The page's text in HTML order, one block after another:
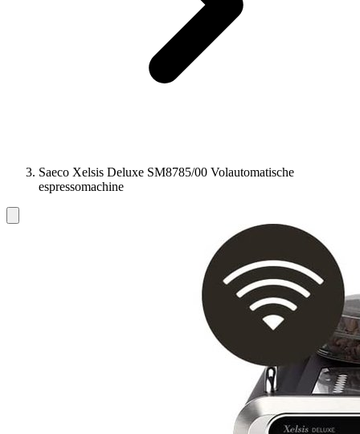
Saeco Xelsis Deluxe SM8785/00 Volautomatische
espressomachine